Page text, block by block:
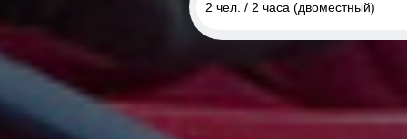
2 чел. / 2 часа (двоместный)
1 чел. / 2 часа (одноместный)
2 чел. / 1 час